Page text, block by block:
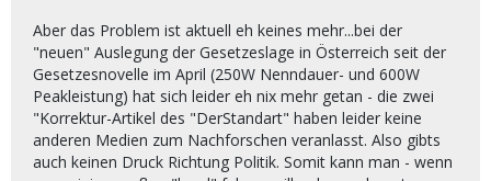
Aber das Problem ist aktuell eh keines mehr...bei der
"neuen" Auslegung der Gesetzeslage in Österreich seit der
Gesetzesnovelle im April (250W Nenndauer- und 600W
Peakleistung) hat sich leider eh nix mehr getan - die zwei
"Korrektur-Artikel des "DerStandart" haben leider keine
anderen Medien zum Nachforschen veranlasst. Also gibts
auch keinen Druck Richtung Politik. Somit kann man - wenn